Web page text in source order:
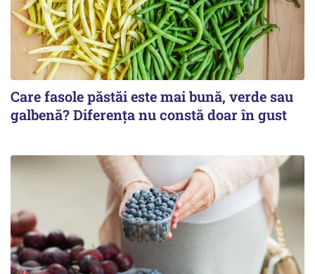
Care fasole păstăi este mai bună, verde sau
galbenă? Diferența nu constă doar în gust